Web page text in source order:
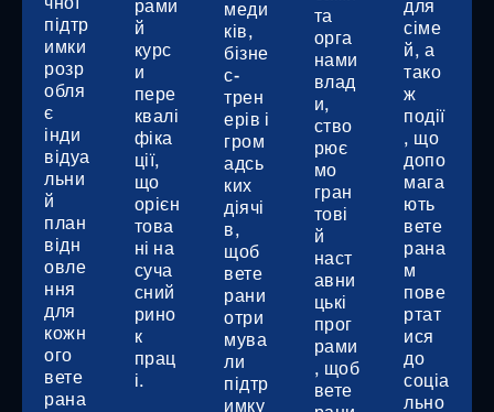
підтр
имки
розр
обля
є
інди
відуа
льни
й
план
відн
овле
ння
для
кожн
ого
вете
рана
рами
й
курс
и
пере
квалі
фіка
ції,
що
орієн
това
ні на
суча
сний
рино
к
прац
і.
меди
ків,
бізне
с-
трен
ерів і
гром
адсь
ких
діячі
в,
щоб
вете
рани
отри
мува
ли
підтр
имку
та
орга
нами
влад
и,
ство
рює
мо
гран
тові
й
наст
авни
цькі
прог
рами
, щоб
вете
для
сіме
й, а
тако
ж
події
, що
допо
мага
ють
вете
рана
м
пове
ртат
ися
до
соціа
льно